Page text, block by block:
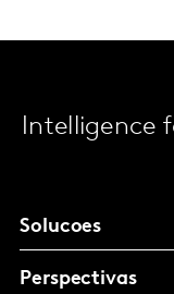
Intelligence
Solucoes
Perspectivas